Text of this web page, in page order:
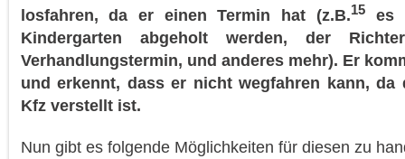
losfahren, da er einen Termin hat (z.B.15es
Kindergarten abgeholt werden, der
Verhandlungstermin, und anderes mehr). Er
und erkennt, dass er nicht wegfahren kann,
Kfz verstellt ist.
Nun gibt es folgende Möglichkeiten für diesen zu